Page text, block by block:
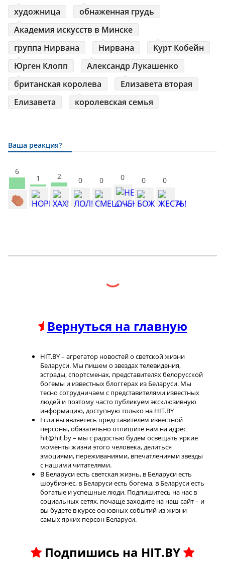
художница
обнаженная грудь
Академия искусств в Минске
группа Нирвана
Нирвана
Курт Кобейн
Юрген Клопп
Александр Лукашенко
британская королева
Елизавета вторая
Елизавета
королевская семья
Ваша реакция?
6
1 2 0 0 0 0 0
Вернуться на главную
HIT.BY – агрегатор новостей о светской жизни
Беларуси. Мы пишем о звездах телевидения,
эстрады, спортсменах, представителях белорусской
богемы и известных блоггерах из Беларуси. Мы
тесно сотрудничаем с представителями известных
людей и поэтому часто публикуем эксклюзивную
информацию, доступную только на HIT.BY
Если вы являетесь представителем известной
персоны, обязательно отпишите нам на адрес
hit@hit.by – мы с радостью будем освещать яркие
моменты жизни этого человека, делиться
эмоциями, переживаниями, впечатлениями звезды
с нашими читателями.
В Беларуси есть светская жизнь, в Беларуси есть
шоубизнес, в Беларуси есть богема, в Беларуси есть
богатые и успешные люди. Подпишитесь на нас в
социальных сетях, почаще заходите на наш сайт – и
вы будете в курсе основных событий из жизни
самых ярких персон Беларуси.
Подпишись на HIT.BY